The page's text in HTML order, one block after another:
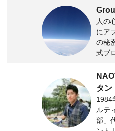
人の
にア
の秘
式ブ
タン
1984
ルテ
部」